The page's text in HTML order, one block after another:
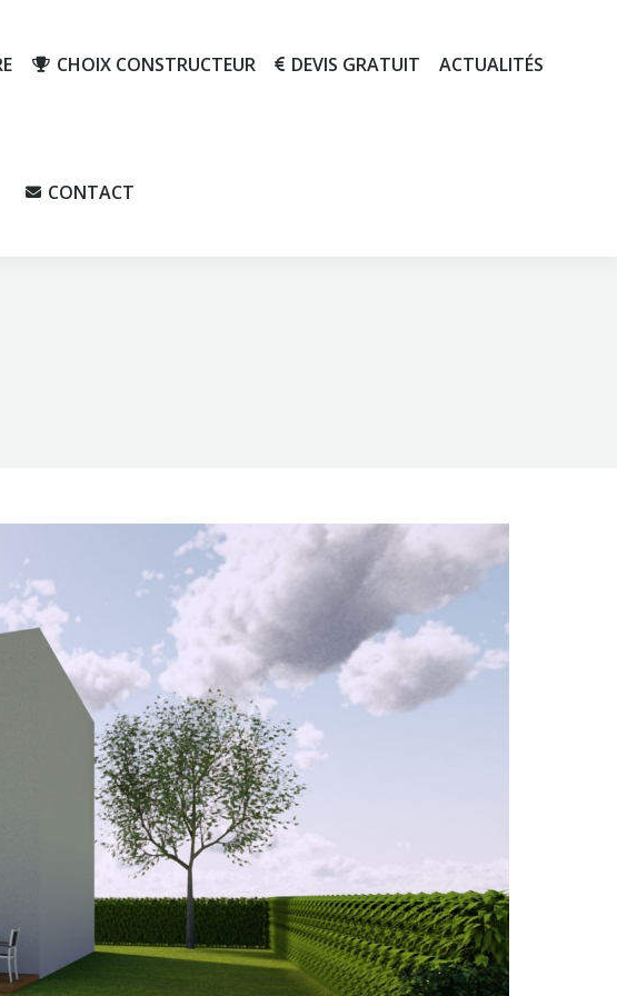
CHOIX CONSTRUCTEUR DEVIS GRATUIT ACTUALITÉS
CONTACT
CHOIX CONSTRUCTEUR DEVIS GRATUIT ACTUALITÉS